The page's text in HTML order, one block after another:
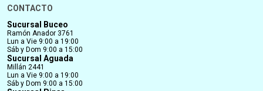
CONTACTO
Sucursal Buceo
Ramón Anador 3761
Lun a Vie 9:00 a 19:00
Sáb y Dom 9:00 a 15:00
Sucursal Aguada
Millán 2441
Lun a Vie 9:00 a 19:00
Sáb y Dom 9:00 a 15:00